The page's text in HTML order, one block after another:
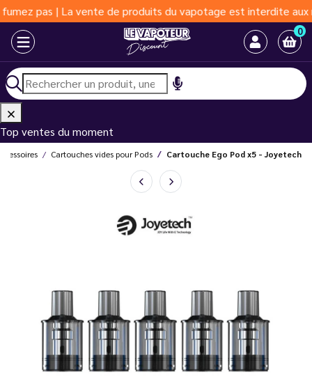
| La vente de produits du vapotage est interdite aux moins
0
Top ventes du moment
Cartouches vides pour Pods Cartouche Ego Pod x5 - Joyetech